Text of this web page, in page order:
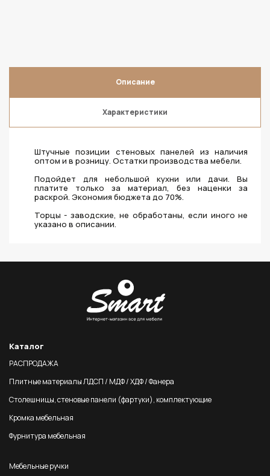
Описание
Характеристики
Штучные позиции стеновых панелей из наличия
оптом и в розницу. Остатки производства мебели.
Подойдет для небольшой кухни или дачи. Вы
платите только за материал, без наценки за
раскрой. Экономия бюджета до 70%.
Торцы - заводские, не обработаны, если иного не
указано в описании.
Каталог
РАСПРОДАЖА
Плитные материалы ЛДСП / МДФ / ХДФ / Фанера
Столешницы, стеновые панели (фартуки), комплектующие
Кромка мебельная
Фурнитура мебельная
Мебельные ручки